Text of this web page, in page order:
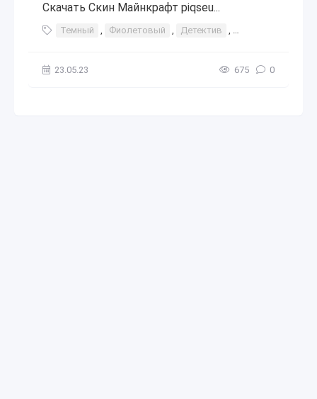
Скачать Скин Майнкрафт piqseu...
Темный , Фиолетовый , Детектив , Пальто
23.05.23 675 0